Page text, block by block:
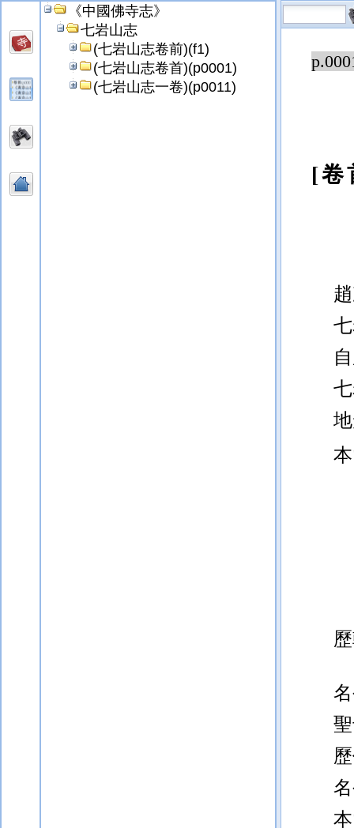
《中國佛寺志》
七岩山志
(七岩山志卷前)(f1)
(七岩山志卷首)(p0001)
(七岩山志一卷)(p0011)
[卷